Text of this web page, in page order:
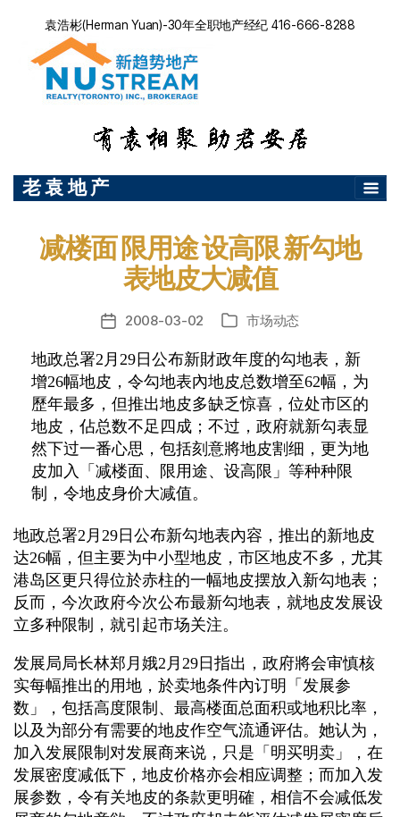
袁浩彬(Herman Yuan)-30年全职地产经纪 416-666-8288
老 袁 地 产
减楼面 限用途 设高限 新勾地
表地皮大减值
发
日
期
2008-03-02
分 市场动态
地政总署2月29日公布新財政年度的勾地表，新
增26幅地皮，令勾地表內地皮总数增至62幅，为
歷年最多，但推出地皮多缺乏惊喜，位处市区的
地皮，佔总数不足四成；不过，政府就新勾表显
然下过一番心思，包括刻意將地皮割细，更为地
皮加入「减楼面、限用途、设高限」等种种限
制，令地皮身价大减值。
地政总署2月29日公布新勾地表內容，推出的新地皮
达26幅，但主要为中小型地皮，市区地皮不多，尤其
港岛区更只得位於赤柱的一幅地皮摆放入新勾地表；
反而，今次政府今次公布最新勾地表，就地皮发展设
立多种限制，就引起市场关注。
发展局局长林郑月娥2月29日指出，政府將会审慎核
实每幅推出的用地，於卖地条件內订明「发展参
数」，包括高度限制、最高楼面总面积或地积比率，
以及为部分有需要的地皮作空气流通评估。她认为，
加入发展限制对发展商来说，只是「明买明卖」，在
发展密度减低下，地皮价格亦会相应调整；而加入发
展参数，令有关地皮的条款更明確，相信不会减低发